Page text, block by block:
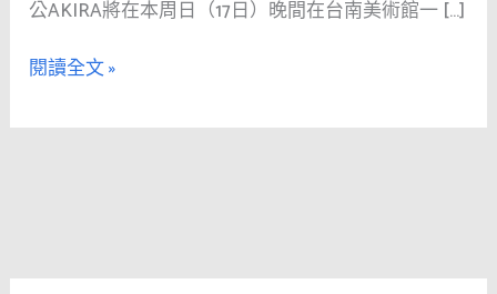
公AKIRA將在本周日（17日）晚間在台南美術館一 […]
喜
曝
手
言⋯
閱讀全文 »